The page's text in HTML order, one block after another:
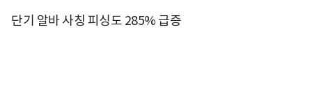
단기 알바 사칭 피싱도 285% 급증